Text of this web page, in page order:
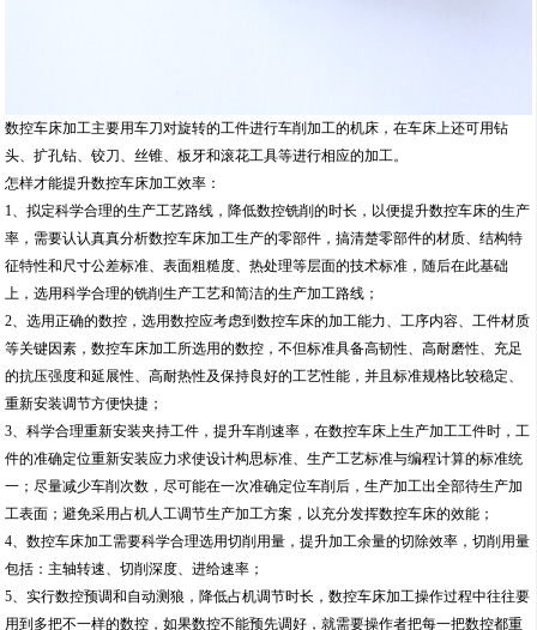
数控车床加工主要用车刀对旋转的工件进行车削加工的机床，在车床上还可用钻
头、扩孔钻、铰刀、丝锥、板牙和滚花工具等进行相应的加工。
怎样才能提升数控车床加工效率：
1、拟定科学合理的生产工艺路线，降低数控铣削的时长，以便提升数控车床的生产
率，需要认认真真分析数控车床加工生产的零部件，搞清楚零部件的材质、结构特
征特性和尺寸公差标准、表面粗糙度、热处理等层面的技术标准，随后在此基础
上，选用科学合理的铣削生产工艺和简洁的生产加工路线；
2、选用正确的数控，选用数控应考虑到数控车床的加工能力、工序内容、工件材质
等关键因素，数控车床加工所选用的数控，不但标准具备高韧性、高耐磨性、充足
的抗压强度和延展性、高耐热性及保持良好的工艺性能，并且标准规格比较稳定、
重新安装调节方便快捷；
3、科学合理重新安装夹持工件，提升车削速率，在数控车床上生产加工工件时，工
件的准确定位重新安装应力求使设计构思标准、生产工艺标准与编程计算的标准统
一；尽量减少车削次数，尽可能在一次准确定位车削后，生产加工出全部待生产加
工表面；避免采用占机人工调节生产加工方案，以充分发挥数控车床的效能；
4、数控车床加工需要科学合理选用切削用量，提升加工余量的切除效率，切削用量
包括：主轴转速、切削深度、进给速率；
5、实行数控预调和自动测狼，降低占机调节时长，数控车床加工操作过程中往往要
用到多把不一样的数控，如果数控不能预先调好，就需要操作者把每一把数控都重